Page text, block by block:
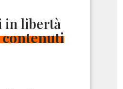
in libertà